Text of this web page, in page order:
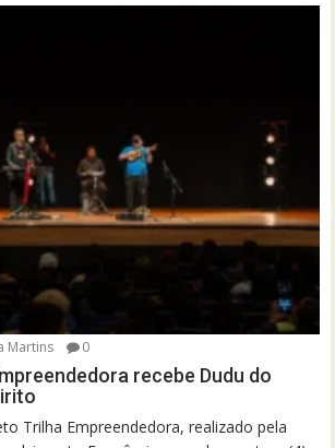
Martins 0
recebe Dudu do
Trilha Empreendedora, realizado pela